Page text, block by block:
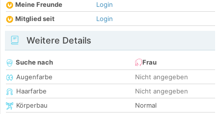
Meine Freunde
Login
Mitglied seit
Login
Weitere Details
Suche nach
Frau
Augenfarbe
Nicht angegeben
Haarfarbe
Nicht angegeben
Körperbau
Normal